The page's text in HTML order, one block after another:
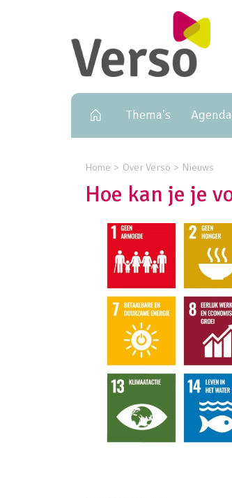
Primary navigation
Thema's Agenda
Home Over Verso Nieuws
Hoe kan je je